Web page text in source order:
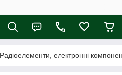
Радіоелементи, електронні